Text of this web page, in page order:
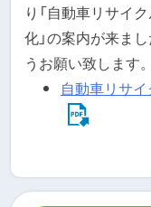
り「自動車リサイ
化」の案内が来ま
うお願い致します。
自動車リサ